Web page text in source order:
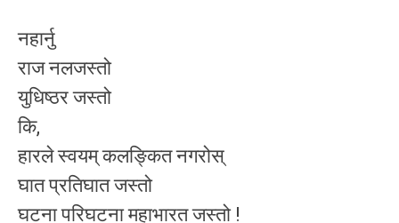
नहार्नु
राज नलजस्तो
युधिष्ठर जस्तो
कि,
हारले स्वयम् कलङ्कित नगरोस्
घात प्रतिघात जस्तो
घटना परिघटना महाभारत जस्तो !